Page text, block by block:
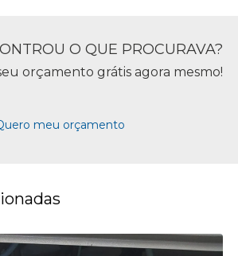
O QUE PROCURAVA?
orçamento grátis agora mesmo!
meu orçamento